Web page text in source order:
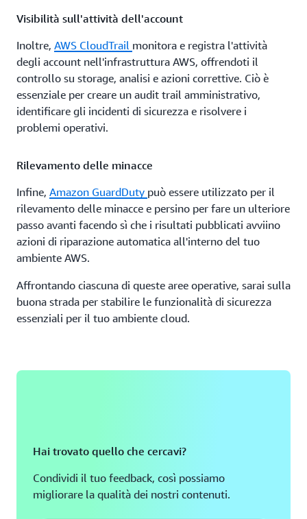
fornire la crittografia tra un client e le risorse cloud
D'altra parte, potresti passare dati tra il tuo data center o
filiale e le tue risorse AWS. Ciò è possibile utilizzando i
tunnel IPsec tra le tue risorse on-premise e i nostri
Amazon VPC o AWS Transit Gateway. Questa
connettività sicura è nota come VPN dasito a sito
crittografati. Sebbene normalmente non si faccia
riferimento alla connettività con la console come a una
VPN, la sessione utilizza la crittografia TLS (Transport
Layer Security). Pertanto, mentre si crea l'architettura
sicura le configurazioni vengono mantenute riservate.
TLS viene utilizzato anche con l'API AWS.
Visibilità sull'attività dell'account
Inoltre, AWS CloudTrail monitora e registra l'attività
degli account nell'infrastruttura AWS, offrendoti il
controllo su storage, analisi e azioni correttive. Ciò è
essenziale per creare un audit trail amministrativo,
identificare gli incidenti di sicurezza e risolvere i
problemi operativi.
Rilevamento delle minacce
Infine, Amazon GuardDuty può essere utilizzato per il
rilevamento delle minacce e persino per fare un ulteriore
passo avanti facendo sì che i risultati pubblicati avviino
azioni di riparazione automatica all'interno del tuo
ambiente AWS.
Affrontando ciascuna di queste aree operative, sarai sulla
buona strada per stabilire le funzionalità di sicurezza
essenziali per il tuo ambiente cloud.
Hai trovato quello che cercavi?
Condividi il tuo feedback, così possiamo
migliorare la qualità dei nostri contenuti.